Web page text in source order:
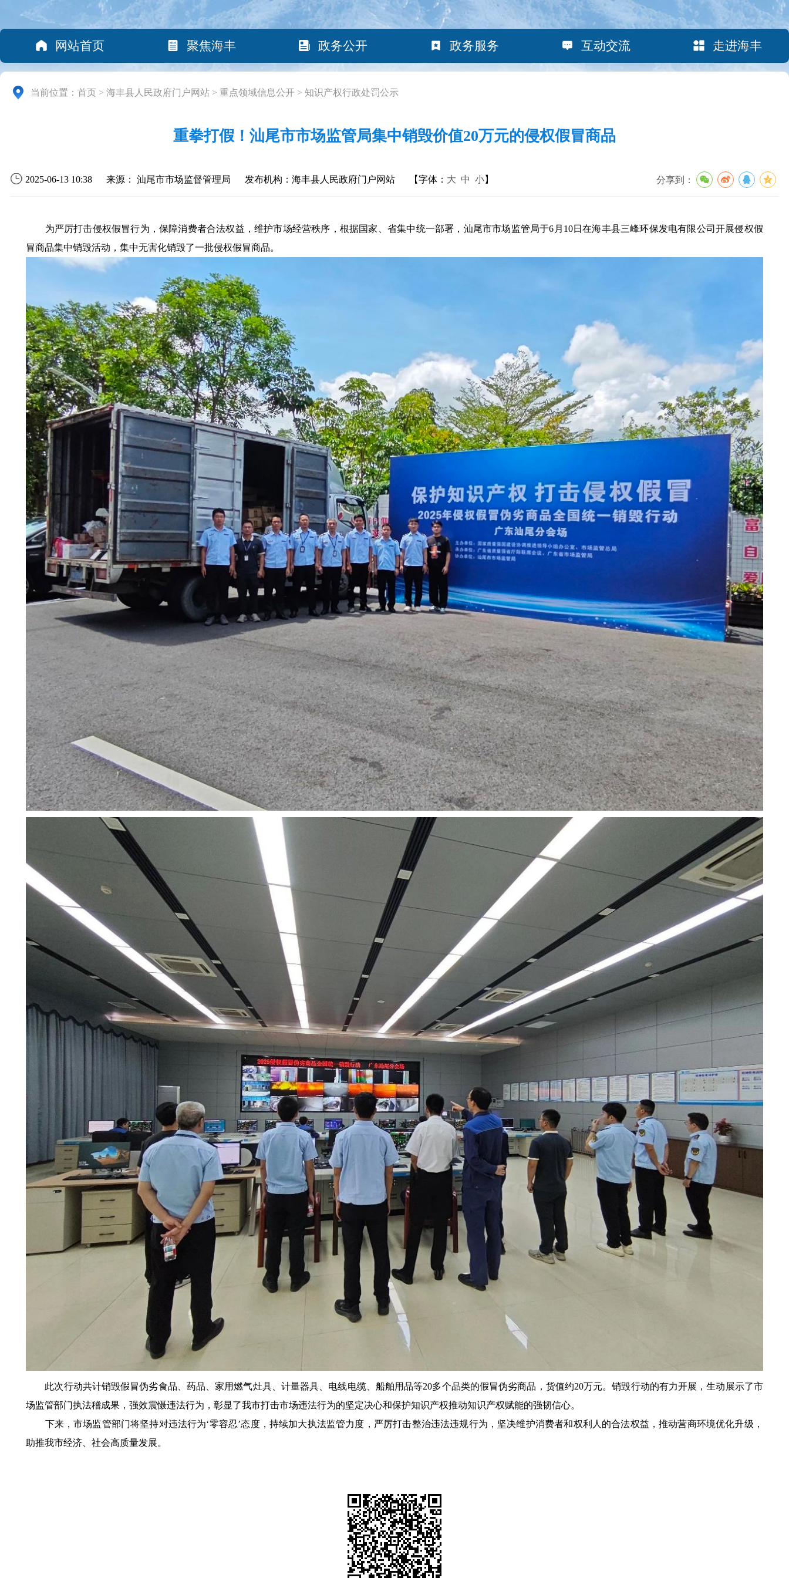
网站首页 聚焦海丰 政务公开 政务服务 互动交流 走进海丰
当前位置： 首页 > 海丰县人民政府门户网站 > 重点领域信息公开 > 知识产权行政处罚公示
重拳打假！汕尾市市场监管局集中销毁价值20万元的侵权假冒商品
2025-06-13 10:38 来源： 汕尾市市场监督管理局 发布机构：海丰县人民政府门户网站 【字体： 大 中 小】 分享到：
为严厉打击侵权假冒行为，保障消费者合法权益，维护市场经营秩序，根据国家、省集中统一部署，汕尾市市场监管局于6月10日在海丰县三峰环保发电有限公司开展侵权假
冒商品集中销毁活动，集中无害化销毁了一批侵权假冒商品。
此次行动共计销毁假冒伪劣食品、药品、家用燃气灶具、计量器具、电线电缆、船舶用品等20多个品类的假冒伪劣商品，货值约20万元。销毁行动的有力开展，生动展示了市
场监管部门执法稽成果，强效震慑违法行为，彰显了我市打击市场违法行为的坚定决心和保护知识产权推动知识产权赋能的强韧信心。
下来，市场监管部门将坚持对违法行为‘零容忍’态度，持续加大执法监管力度，严厉打击整治违法违规行为，坚决维护消费者和权利人的合法权益，推动营商环境优化升级，
助推我市经济、社会高质量发展。